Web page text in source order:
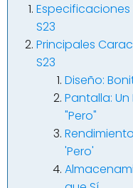
S23
Principales
S23
Diseño:
Pantalla:
"Pero"
'Pero'